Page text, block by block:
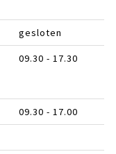
gesloten
09.30 - 17.30
09.30 - 17.00